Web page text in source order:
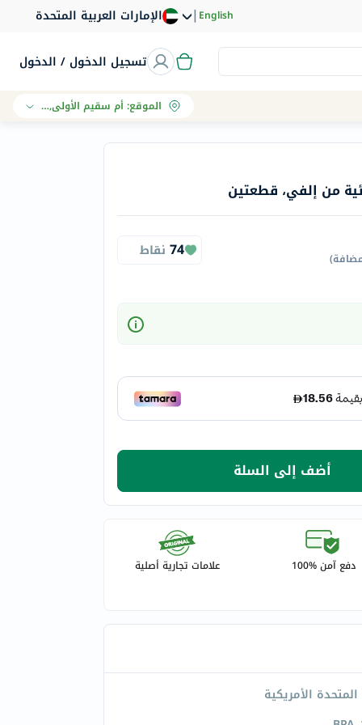
الإمارات العربية المتحدة |English
تسجيل الدخول / الدخول
الموقع:أم سقيم الأولى, دبي
من إلفي، قطعتين
)
74 نقاط
أضف إلى السلة
دفع آمن %100 علامات تجارية أصلية
المتحدة الأمريكية